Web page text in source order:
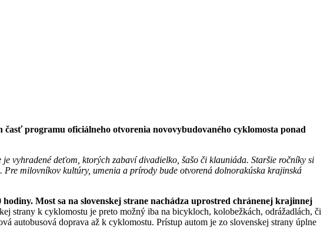
programu oficiálneho otvorenia novovybudovaného cyklomosta ponad
vyhradené deťom, ktorých zabaví divadielko, šašo či klauniáda. Staršie ročníky si
milovníkov kultúry, umenia a prírody bude otvorená dolnorakúska krajinská
Most sa na slovenskej strane nachádza uprostred chránenej krajinnej
strany k cyklomostu je preto možný iba na bicykloch, kolobežkách, odrážadlách, či
autobusová doprava až k cyklomostu. Prístup autom je zo slovenskej strany úplne